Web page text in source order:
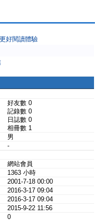
好閱讀體驗
好友數 0
記錄數 0
日誌數 0
相冊數 1
男
-
網站會員
1363 小時
2001-7-18 00:00
2016-3-17 09:04
2016-3-17 09:04
2015-9-22 11:56
0